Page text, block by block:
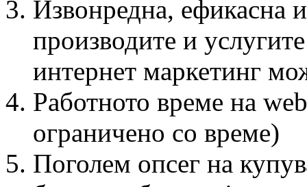
Извонредна, ефикасна
производите и
интернет маркетинг
Работното време на
ограничено со време)
Поголем опсег на